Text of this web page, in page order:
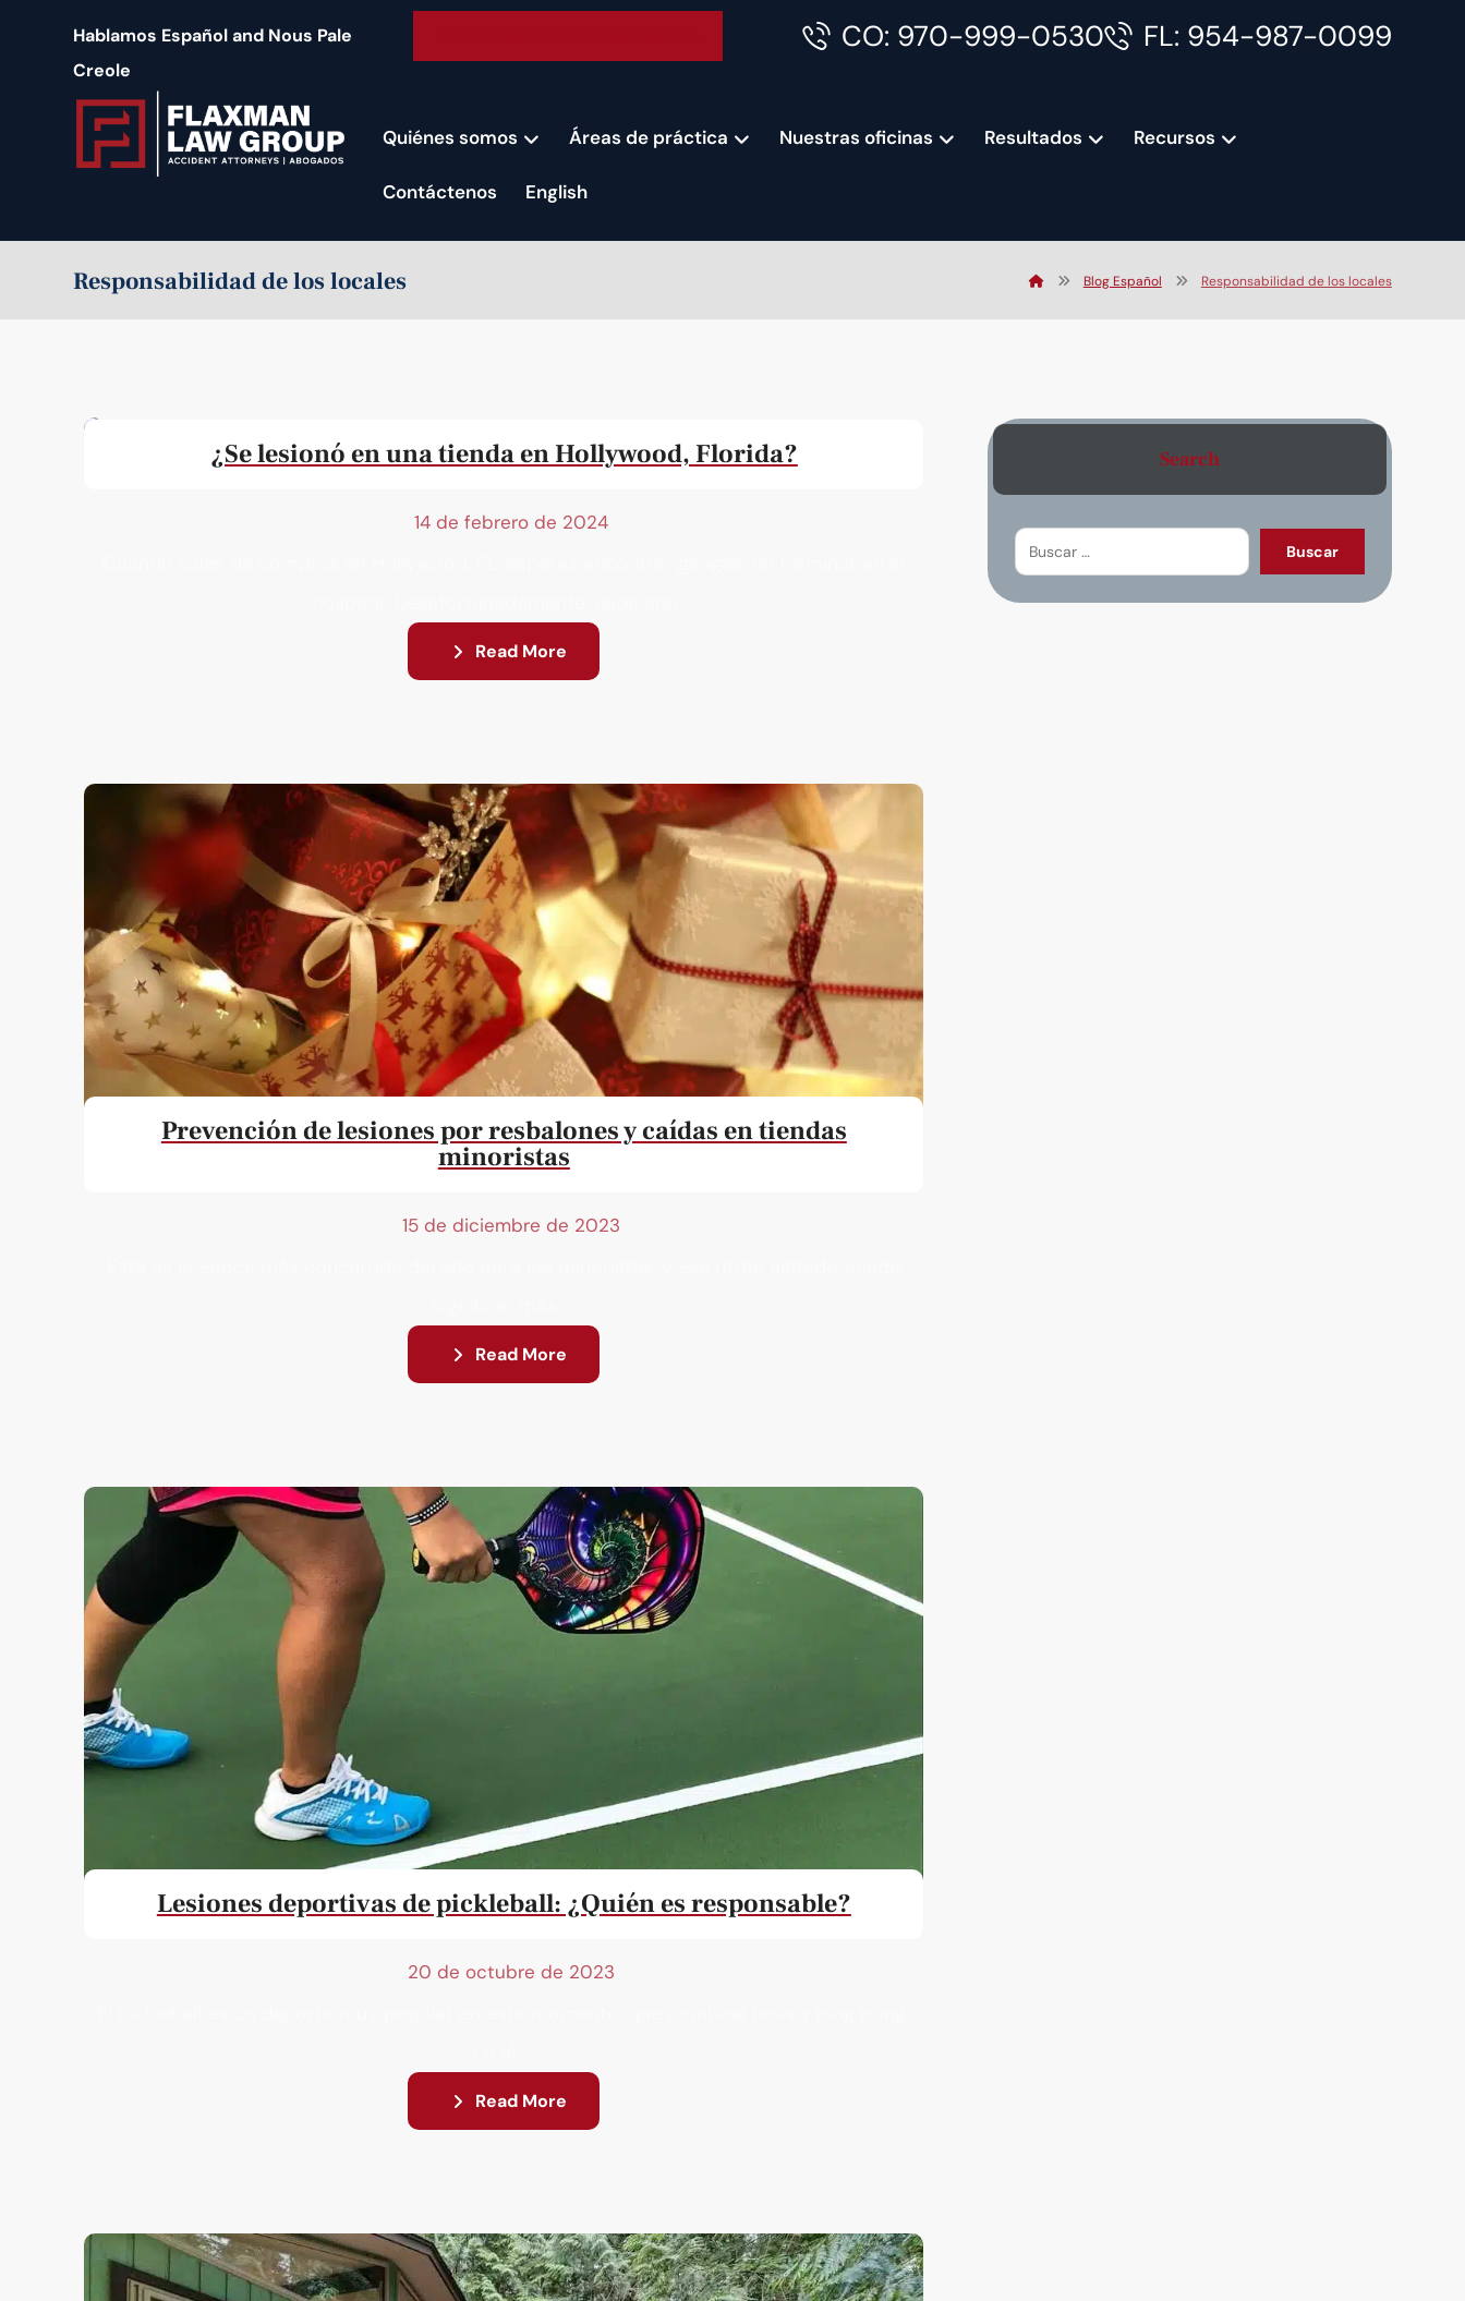
Hablamos Español and Nous Pale
Creole
CO: 970-999-0530 FL: 954-987-0099
Quiénes somos Áreas de práctica Nuestras oficinas Resultados Recursos
Contáctenos English
Responsabilidad de los locales Blog Español Responsabilidad de los locales
¿Se lesionó en una tienda en Hollywood, Florida?
14 de febrero de 2024
Read More
Prevención de lesiones por resbalones y caídas en tiendas
minoristas
15 de diciembre de 2023
Read More
Lesiones deportivas de pickleball: ¿Quién es responsable?
20 de octubre de 2023
Read More
Search